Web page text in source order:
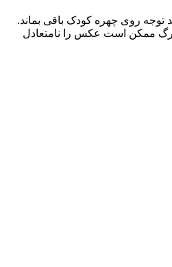
روی چهره کودک باقی بماند.
ممکن است عکس را نامتعادل